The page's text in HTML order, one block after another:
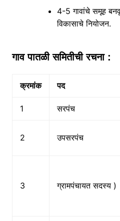
4-5 गावांचे समूह
विकासाचे नियोजन.
गाव पातळी समितीची रचना :
क्रमांक पद
1 सरपंच
2 उपसरपंच
3 ग्रामपंचायत सदस्य )